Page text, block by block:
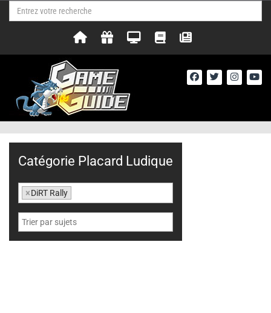
Catégorie Placard Ludique
×DiRT Rally